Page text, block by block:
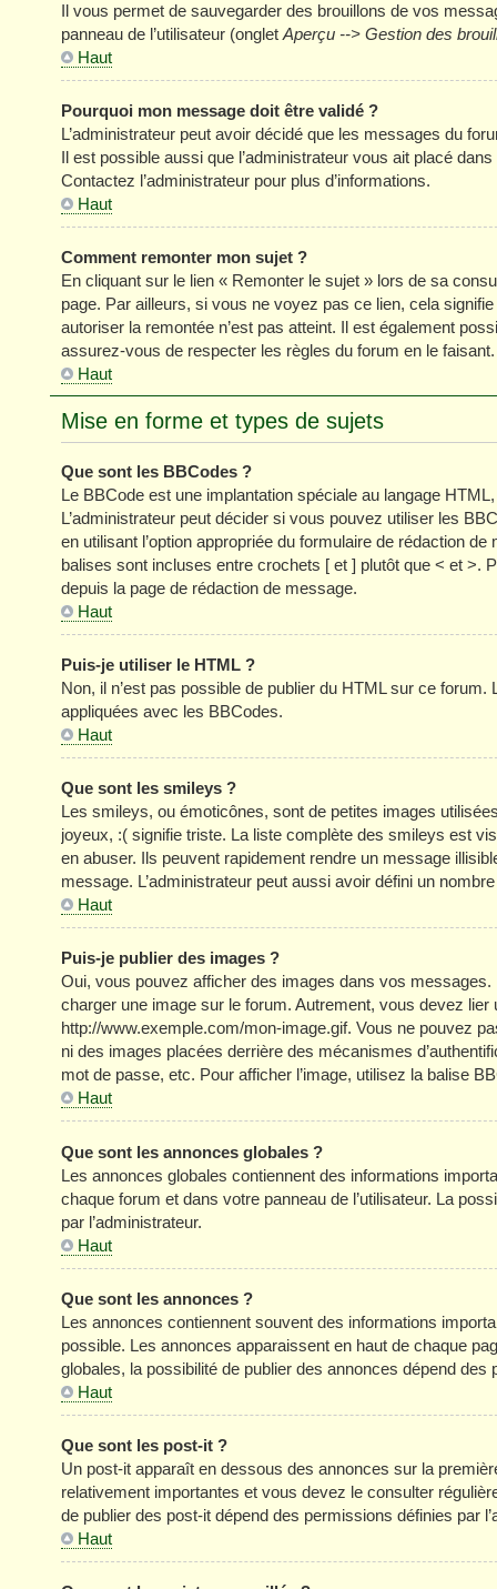
Il vous permet de sauvegarder des brouillons de vos
panneau de l’utilisateur (onglet Aperçu --> Gestion des
Haut
Pourquoi mon message doit être validé ?
L’administrateur peut avoir décidé que les messages du
Il est possible aussi que l’administrateur vous ait placé
Contactez l’administrateur pour plus d’informations.
Haut
Comment remonter mon sujet ?
En cliquant sur le lien « Remonter le sujet » lors de sa
page. Par ailleurs, si vous ne voyez pas ce lien, cela
autoriser la remontée n’est pas atteint. Il est également
assurez-vous de respecter les règles du forum en le faisant.
Haut
Mise en forme et types de sujets
Que sont les BBCodes ?
Le BBCode est une implantation spéciale au langage
L’administrateur peut décider si vous pouvez utiliser les
en utilisant l’option appropriée du formulaire de rédaction
balises sont incluses entre crochets [ et ] plutôt que < et >.
depuis la page de rédaction de message.
Haut
Puis-je utiliser le HTML ?
Non, il n’est pas possible de publier du HTML sur ce
appliquées avec les BBCodes.
Haut
Que sont les smileys ?
Les smileys, ou émoticônes, sont de petites images
joyeux, :( signifie triste. La liste complète des smileys est
en abuser. Ils peuvent rapidement rendre un message
message. L’administrateur peut aussi avoir défini un
Haut
Puis-je publier des images ?
Oui, vous pouvez afficher des images dans vos
charger une image sur le forum. Autrement, vous devez
http://www.exemple.com/mon-image.gif. Vous ne pouvez
ni des images placées derrière des mécanismes
mot de passe, etc. Pour afficher l’image, utilisez la balise
Haut
Que sont les annonces globales ?
Les annonces globales contiennent des informations
chaque forum et dans votre panneau de l’utilisateur. La
par l’administrateur.
Haut
Que sont les annonces ?
Les annonces contiennent souvent des informations
possible. Les annonces apparaissent en haut de chaque
globales, la possibilité de publier des annonces dépend des
Haut
Que sont les post-it ?
Un post-it apparaît en dessous des annonces sur la
relativement importantes et vous devez le consulter
de publier des post-it dépend des permissions définies par
Haut